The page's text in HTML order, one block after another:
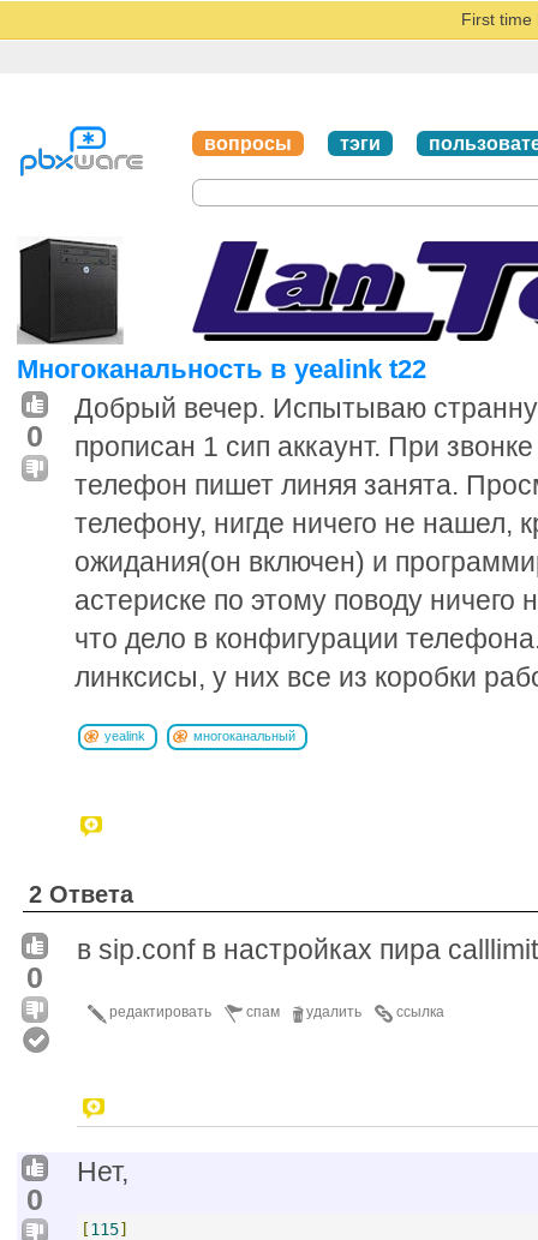
First time
вопросы тэги
Многоканальность в yealink t22
0
Добрый вечер. Испытываю
прописан 1 сип аккаунт. При
телефон пишет линяя занята.
телефону, нигде ничего не нашел,
ожидания(он включен) и
астериске по этому поводу ничего
что дело в конфигурации
линксисы, у них все из коробки
yealink многоканальный
2 Ответа
0
в sip.conf в настройках пира
ссылка
удалить
спам
редактировать
0
Нет,
[115]